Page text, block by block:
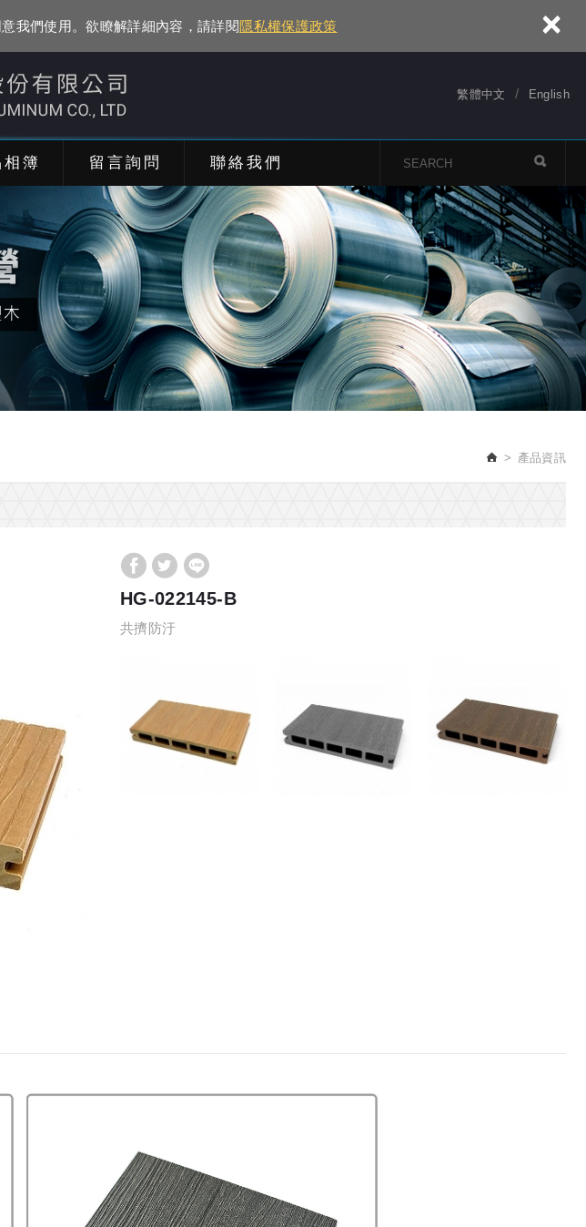
我們使用。欲瞭解詳細內容，請詳閱隱私權保護政策 ×
繁體中文 English
相簿 留言詢問 聯絡我們
產品資訊
HG-022145-B
共擠防汙